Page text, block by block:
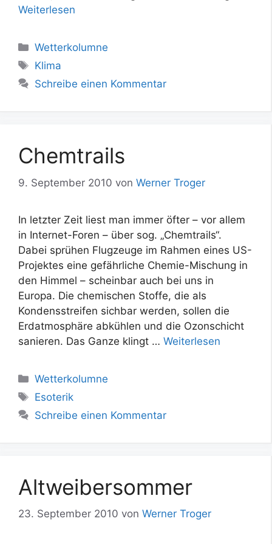
Weiterlesen
Kategorien
Wetterkolumne
Schlagwörter
Klima
Schreibe einen Kommentar
Chemtrails
9. September 2010 von Werner Troger
In letzter Zeit liest man immer öfter – vor allem
in Internet-Foren – über sog. „Chemtrails“.
Dabei sprühen Flugzeuge im Rahmen eines US-
Projektes eine gefährliche Chemie-Mischung in
den Himmel – scheinbar auch bei uns in
Europa. Die chemischen Stoffe, die als
Kondensstreifen sichbar werden, sollen die
Erdatmosphäre abkühlen und die Ozonschicht
sanieren. Das Ganze klingt … Weiterlesen
Kategorien
Wetterkolumne
Schlagwörter
Esoterik
Schreibe einen Kommentar
Altweibersommer
23. September 2010 von Werner Troger